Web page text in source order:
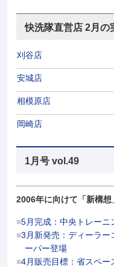
快洗隊直営店 2月の
刈谷店
安城店
相模原店
岡崎店
1月号 vol.49
2006年に向けて「新構想
5月完成：中央トレーニ
3月新発売：ディーラー
ーパー登場
4月販売目標：省スペー